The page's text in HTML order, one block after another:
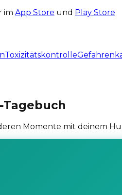
im App Store und Play Store
Toxizitätskontrolle
Momente mit deinem